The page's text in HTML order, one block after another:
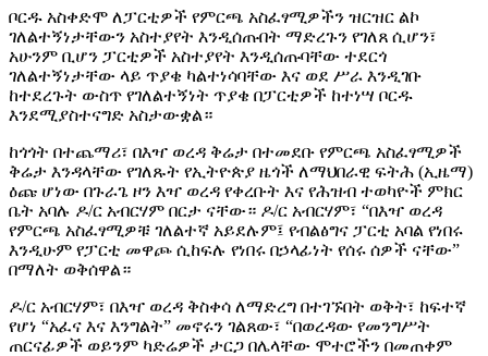
ቦርዱ አስቀድሞ ለፓርቲዎች የምርጫ አስፈፃሚዎችን ዝርዝር ልኮ
ገለልተኝነታቸውን አስተያየት እንዲሰጡበት ማድረጉን የገለጸ ሲሆን፣
አሁንም ቢሆን ፓርቲዎች አስተያየት እንዲሰጡባቸው ተደርጎ
ገለልተኝነታቸው ላይ ጥያቄ ካልተነሳባቸው እና ወደ ሥራ እንዲገቡ
ከተደረጉት ውስጥ የገለልተኝነት ጥያቄ በፓርቲዎች ከተነሣ ቦርዱ
እንደሚያስተናግድ አስታውቋል።
ከጎጎት በተጨማሪ፣ በእዣ ወረዳ ቅሬታ በተመደቡ የምርጫ አስፈፃሚዎች
ቅሬታ እንዳላቸው የገለጹት የኢትዮጵያ ዜጎች ለማህበራዊ ፍትሕ (ኢዜማ)
ዕጩ ሆነው በጉራጌ ዞን እዣ ወረዳ የቀረቡት እና የሕዝብ ተወካዮች ምክር
ቤት አባሉ ዶ/ር አብርሃም በርታ ናቸው። ዶ/ር አብርሃም፣ “በእዣ ወረዳ
የምርጫ አስፈፃሚዎቹ ገለልተኛ አይደሉም፤ የብልፅግና ፓርቲ አባል የነበሩ
እንዲሁም የፓርቲ መዋጮ ሲከፍሉ የነበሩ በኃላፊነት የሰሩ ሰዎች ናቸው”
በማለት ወቅሰዋል።
ዶ/ር አብርሃም፣ በእዣ ወረዳ ቅስቀሳ ለማድረግ በተገኙበት ወቅት፣ ከፍተኛ
የሆነ “አፈና እና እንግልት” መኖሩን ገልጸው፣ “በወረዳው የመንግሥት
ጠርናፊዎች ወይንም ካድሬዎች ታርጋ በሌላቸው ሞተሮችን በመጠቀም